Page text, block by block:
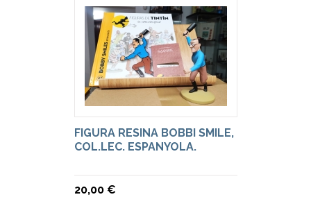
FIGURA RESINA BOBBI SMILE,
COL.LEC. ESPANYOLA.
20,00 €